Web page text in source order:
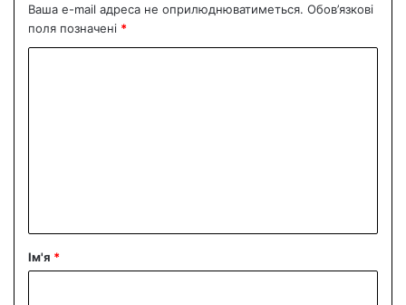
Ваша e-mail адреса не оприлюднюватиметься. Обов’язкові
поля позначені *
рІм'я *